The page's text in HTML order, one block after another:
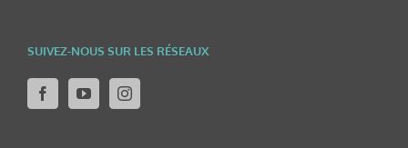
SUIVEZ-NOUS SUR LES RÉSEAUX